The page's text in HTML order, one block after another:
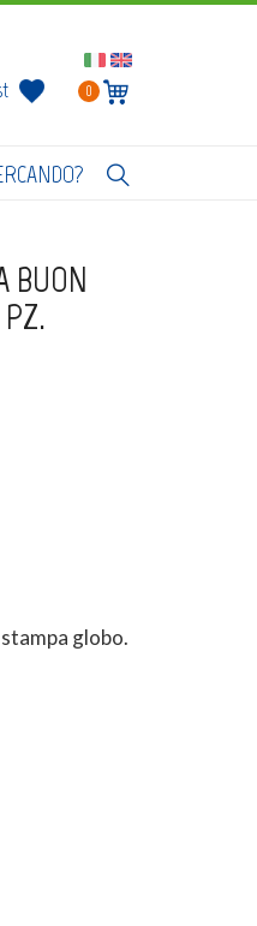
0
BUON
globo.